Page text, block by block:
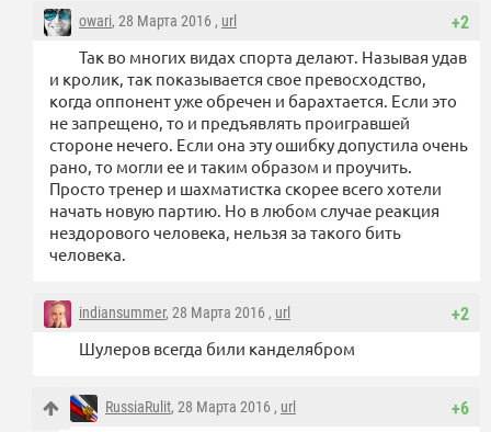
+2
owari, 28 Марта 2016 , url
Так во многих видах спорта делают. Называя удав
и кролик, так показывается свое превосходство,
когда оппонент уже обречен и барахтается. Если это
не запрещено, то и предъявлять проигравшей
стороне нечего. Если она эту ошибку допустила очень
рано, то могли ее и таким образом и проучить.
Просто тренер и шахматистка скорее всего хотели
начать новую партию. Но в любом случае реакция
нездорового человека, нельзя за такого бить
человека.
+2
indiansummer, 28 Марта 2016 , url
Шулеров всегда били канделябром
+6
RussiaRulit, 28 Марта 2016 , url